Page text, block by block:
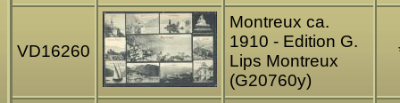
VD16260
Montreux ca.
1910 - Edition G.
Lips Montreux
(G20760y)